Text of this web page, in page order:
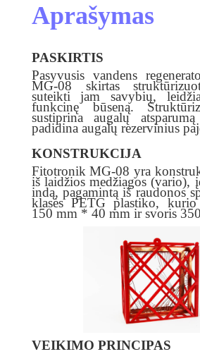
Aprašymas
PASKIRTIS
Pasyvusis vandens
MG-08 skirtas
suteikti jam savybių,
funkcinę būseną.
sustiprina augalų
padidina augalų rezervinius
KONSTRUKCIJA
Fitotronik MG-08 yra
iš laidžios medžiagos (vario),
indą, pagamintą iš raudonos
klasės PETG plastiko, kurio
150 mm * 40 mm ir svoris
VEIKIMO PRINCIPAS